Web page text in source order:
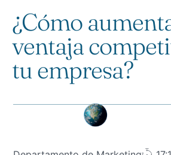
¿Cómo
ventaja
tu empresa?